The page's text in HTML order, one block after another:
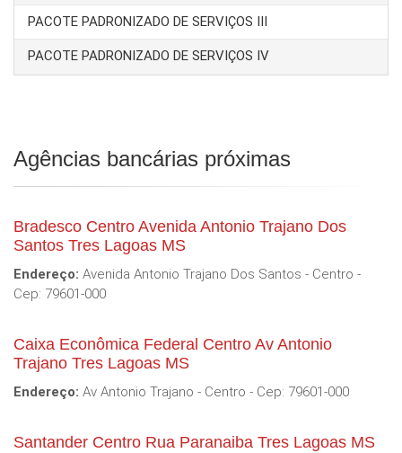
PACOTE PADRONIZADO DE SERVIÇOS III
PACOTE PADRONIZADO DE SERVIÇOS IV
Agências bancárias próximas
Bradesco Centro Avenida Antonio Trajano Dos
Santos Tres Lagoas MS
Endereço: Avenida Antonio Trajano Dos Santos - Centro -
Cep: 79601-000
Caixa Econômica Federal Centro Av Antonio
Trajano Tres Lagoas MS
Endereço: Av Antonio Trajano - Centro - Cep: 79601-000
Santander Centro Rua Paranaiba Tres Lagoas MS